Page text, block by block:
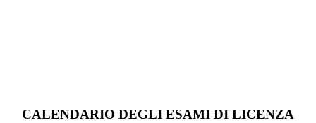
CALENDARIO DEGLI ESAMI DI LICENZA